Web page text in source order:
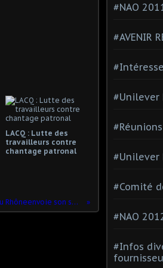
LACQ : Lutte des
travailleurs contre
chantage patronal
La CGT des Bouches du Rhôneenvoie son service d'ordre pour protéger les lycéen.ne.s des CRS
#NAO
#AVENIR
#Unilever
#Unilever
#Comité
#NAO
#Infos